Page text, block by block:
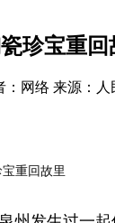
珍宝重回
：网络 来源：
重回故里